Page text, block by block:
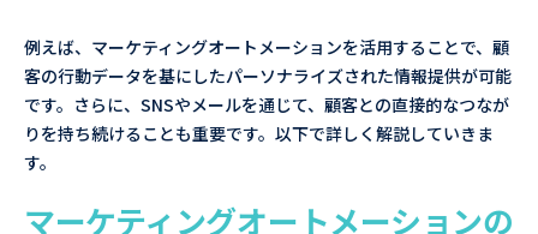
例えば、マーケティングオートメーションを活用することで、顧
客の行動データを基にしたパーソナライズされた情報提供が可能
です。さらに、SNSやメールを通じて、顧客との直接的なつなが
りを持ち続けることも重要です。以下で詳しく解説していきま
す。
マーケティングオートメーションの